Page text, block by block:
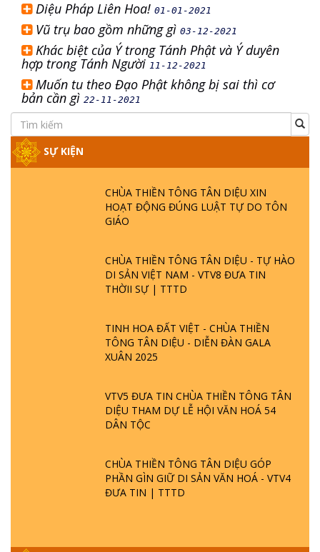
Diệu Pháp Liên Hoa! 01-01-2021
Vũ trụ bao gồm những gì 03-12-2021
Khác biệt của Ý trong Tánh Phật và Ý duyên
hợp trong Tánh Người11-12-2021
Muốn tu theo Đạo Phật không bị sai thì cơ
bản cần gì 22-11-2021
SỰ KIỆN
CHÙA THIỀN TÔNG TÂN DIỆU XIN
HOẠT ĐỘNG ĐÚNG LUẬT TỰ DO TÔN
GIÁO
CHÙA THIỀN TÔNG TÂN DIỆU - TỰ HÀO
DI SẢN VIỆT NAM - VTV8 ĐƯA TIN
THỜII SỰ | TTTD
TINH HOA ĐẤT VIỆT - CHÙA THIỀN
TÔNG TÂN DIỆU - DIỄN ĐÀN GALA
XUÂN 2025
VTV5 ĐƯA TIN CHÙA THIỀN TÔNG TÂN
DIỆU THAM DỰ LỄ HỘI VĂN HOÁ 54
DÂN TỘC
CHÙA THIỀN TÔNG TÂN DIỆU GÓP
PHẦN GÌN GIỮ DI SẢN VĂN HOÁ - VTV4
ĐƯA TIN | TTTD